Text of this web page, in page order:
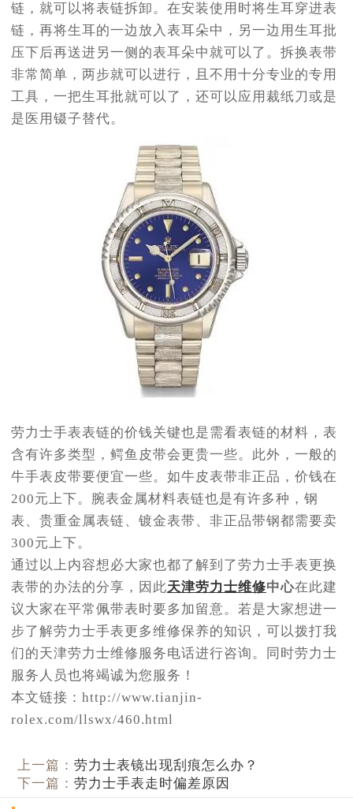
链，就可以将表链拆卸。在安装使用时将生耳穿进表
链，再将生耳的一边放入表耳朵中，另一边用生耳批
压下后再送进另一侧的表耳朵中就可以了。拆换表带
非常简单，两步就可以进行，且不用十分专业的专用
工具，一把生耳批就可以了，还可以应用裁纸刀或是
是医用镊子替代。
劳力士手表表链的价钱关键也是需看表链的材料，表
含有许多类型，鳄鱼皮带会更贵一些。此外，一般的
牛手表皮带要便宜一些。如牛皮表带非正品，价钱在
200元上下。腕表金属材料表链也是有许多种，钢
表、贵重金属表链、镀金表带、非正品带钢都需要卖
300元上下。
通过以上内容想必大家也都了解到了劳力士手表更换
表带的办法的分享，因此天津劳力士维修中心在此建
议大家在平常佩带表时要多加留意。若是大家想进一
步了解劳力士手表更多维修保养的知识，可以拨打我
们的天津劳力士维修服务电话进行咨询。同时劳力士
服务人员也将竭诚为您服务！
本文链接：http://www.tianjin-
rolex.com/llswx/460.html
上一篇：劳力士表镜出现刮痕怎么办？
下一篇：劳力士手表走时偏差原因